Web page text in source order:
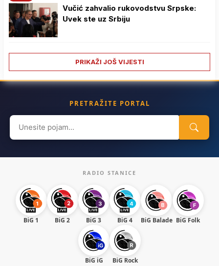
Vučić zahvalio rukovodstvu Srpske:
Uvek ste uz Srbiju
PRIKAŽI JOŠ VIJESTI
PRETRAŽITE PORTAL
Search
for:
RADIO STANICE
BiG 1 BiG 2 BiG 3 BiG 4 BiG Balade BiG Folk
BiG iG BiG Rock